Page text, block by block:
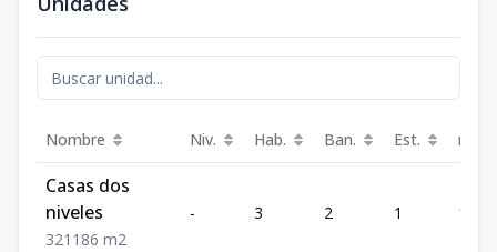
Nombre Niv. Hab. Ban. Est. m²
Casas dos
niveles
321 186 m2
- 3 2 1 186